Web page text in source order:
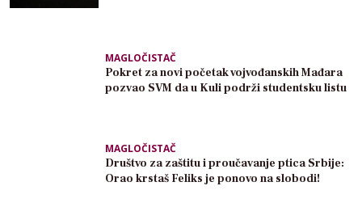
MAGLOČISTAČ
Pokret za novi početak vojvođanskih Mađara
pozvao SVM da u Kuli podrži studentsku listu
MAGLOČISTAČ
Društvo za zaštitu i proučavanje ptica Srbije:
Orao krstaš Feliks je ponovo na slobodi!